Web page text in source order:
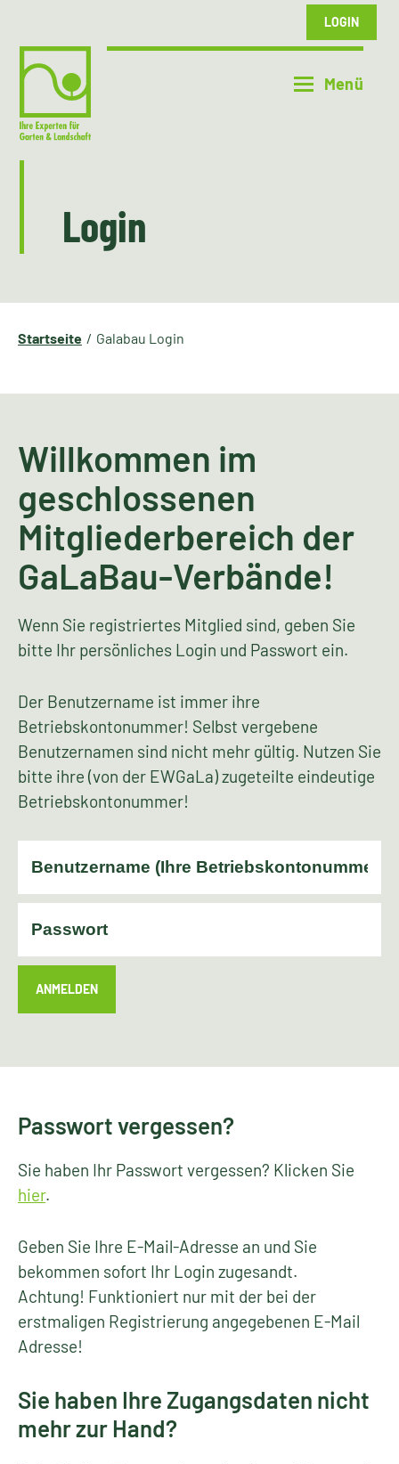
LOGIN
Login
Startseite Galabau Login
Willkommen im
geschlossenen
Mitgliederbereich der
GaLaBau-Verbände!
Wenn Sie registriertes Mitglied sind, geben Sie
bitte Ihr persönliches Login und Passwort ein.
Der Benutzername ist immer ihre
Betriebskontonummer! Selbst vergebene
Benutzernamen sind nicht mehr gültig. Nutzen Sie
bitte ihre (von der EWGaLa) zugeteilte eindeutige
Betriebskontonummer!
ANMELDEN
Passwort vergessen?
Sie haben Ihr Passwort vergessen? Klicken Sie
hier.
Geben Sie Ihre E-Mail-Adresse an und Sie
bekommen sofort Ihr Login zugesandt.
Achtung! Funktioniert nur mit der bei der
erstmaligen Registrierung angegebenen E-Mail
Adresse!
Sie haben Ihre Zugangsdaten nicht
mehr zur Hand?